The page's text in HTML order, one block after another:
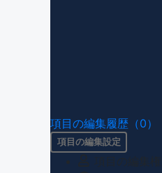
項目の編集履歴（0）
項目の編集設定